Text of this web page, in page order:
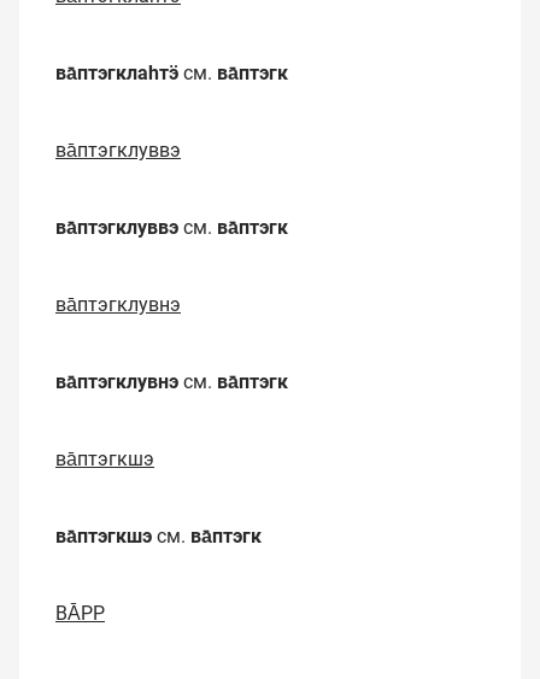
ва̄птэгклаһтӭ см. ва̄птэгк
ва̄птэгклуввэ
ва̄птэгклуввэ см. ва̄птэгк
ва̄птэгклувнэ
ва̄птэгклувнэ см. ва̄птэгк
ва̄птэгкшэ
ва̄птэгкшэ см. ва̄птэгк
ВА̄РР